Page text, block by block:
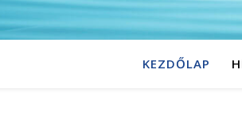
KEZDŐLAP